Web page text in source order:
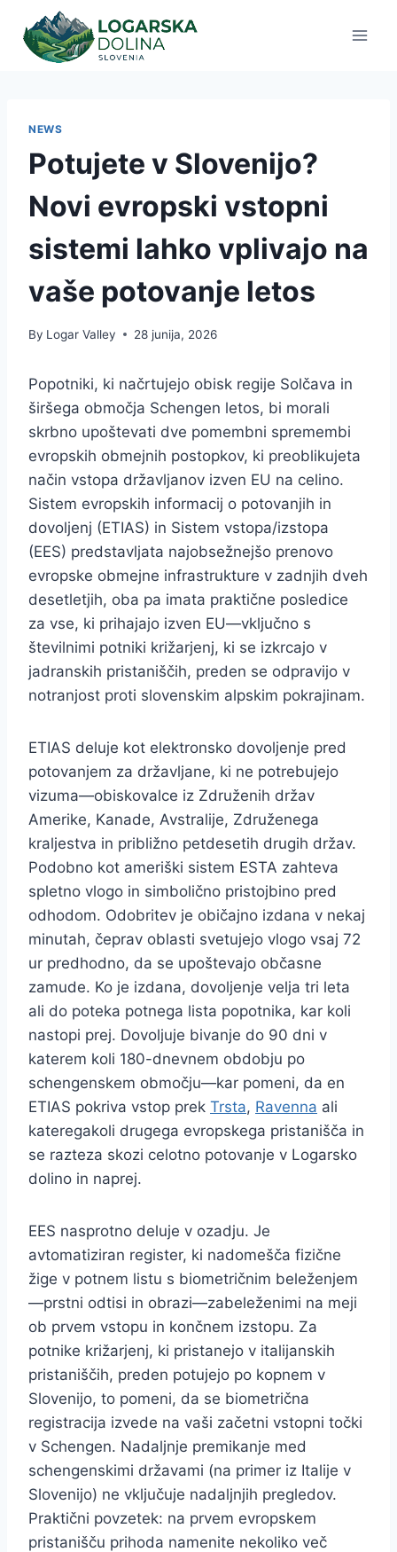
content
NEWS
Potujete v Slovenijo?
Novi evropski vstopni
sistemi lahko vplivajo na
vaše potovanje letos
By Logar Valley 28 junija, 2026
Popotniki, ki načrtujejo obisk regije Solčava in
širšega območja Schengen letos, bi morali
skrbno upoštevati dve pomembni spremembi
evropskih obmejnih postopkov, ki preoblikujeta
način vstopa državljanov izven EU na celino.
Sistem evropskih informacij o potovanjih in
dovoljenj (ETIAS) in Sistem vstopa/izstopa
(EES) predstavljata najobsežnejšo prenovo
evropske obmejne infrastrukture v zadnjih dveh
desetletjih, oba pa imata praktične posledice
za vse, ki prihajajo izven EU—vključno s
številnimi potniki križarjenj, ki se izkrcajo v
jadranskih pristaniščih, preden se odpravijo v
notranjost proti slovenskim alpskim pokrajinam.
ETIAS deluje kot elektronsko dovoljenje pred
potovanjem za državljane, ki ne potrebujejo
vizuma—obiskovalce iz Združenih držav
Amerike, Kanade, Avstralije, Združenega
kraljestva in približno petdesetih drugih držav.
Podobno kot ameriški sistem ESTA zahteva
spletno vlogo in simbolično pristojbino pred
odhodom. Odobritev je običajno izdana v nekaj
minutah, čeprav oblasti svetujejo vlogo vsaj 72
ur predhodno, da se upoštevajo občasne
zamude. Ko je izdana, dovoljenje velja tri leta
ali do poteka potnega lista popotnika, kar koli
nastopi prej. Dovoljuje bivanje do 90 dni v
katerem koli 180-dnevnem obdobju po
schengenskem območju—kar pomeni, da en
ETIAS pokriva vstop prek Trsta, Ravenna ali
kateregakoli drugega evropskega pristanišča in
se razteza skozi celotno potovanje v Logarsko
dolino in naprej.
EES nasprotno deluje v ozadju. Je
avtomatiziran register, ki nadomešča fizične
žige v potnem listu s biometričnim beleženjem
—prstni odtisi in obrazi—zabeleženimi na meji
ob prvem vstopu in končnem izstopu. Za
potnike križarjenj, ki pristanejo v italijanskih
pristaniščih, preden potujejo po kopnem v
Slovenijo, to pomeni, da se biometrična
registracija izvede na vaši začetni vstopni točki
v Schengen. Nadaljnje premikanje med
schengenskimi državami (na primer iz Italije v
Slovenijo) ne vključuje nadaljnjih pregledov.
Praktični povzetek: na prvem evropskem
pristanišču prihoda namenite nekoliko več